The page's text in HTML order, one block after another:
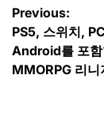
글
탐
색
Previous:
PS5, 스위치,
Android를 포
MMORPG 리니